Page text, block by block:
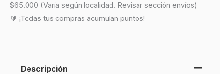
$65.000 (Varía según localidad. Revisar sección envíos)
🔰 ¡Todas tus compras acumulan puntos!
Descripción